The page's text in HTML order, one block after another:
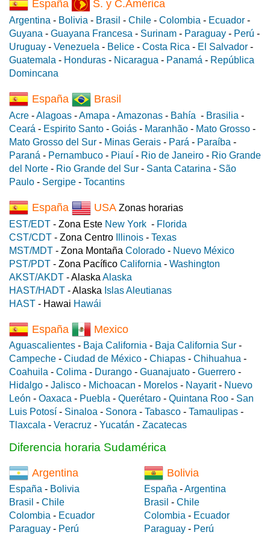
España S. y C.América
Argentina - Bolivia - Brasil - Chile - Colombia - Ecuador -
Guyana - Guayana Francesa - Surinam - Paraguay - Perú -
Uruguay - Venezuela - Belice - Costa Rica - El Salvador -
Guatemala - Honduras - Nicaragua - Panamá - República
Domincana
España Brasil
Acre -Alagoas -Amapa -Amazonas - Bahía - Brasilia -
Ceará - Espirito Santo - Goiás - Maranhão - Mato Grosso -
Mato Grosso del Sur - Minas Gerais - Pará - Paraíba -
Paraná - Pernambuco - Piauí - Rio de Janeiro - Rio Grande
del Norte - Rio Grande del Sur - Santa Catarina - São
Paulo - Sergipe - Tocantins
España USA Zonas horarias
EST/EDT - Zona Este New York - Florida
CST/CDT - Zona Centro Illinois - Texas
MST/MDT - Zona Montaña Colorado - Nuevo México
PST/PDT - Zona Pacífico California - Washington
AKST/AKDT - Alaska Alaska
HAST/HADT - Alaska Islas Aleutianas
HAST - Hawai Hawái
España Mexico
Aguascalientes - Baja California - Baja California Sur -
Campeche - Ciudad de México - Chiapas - Chihuahua -
Coahuila - Colima - Durango - Guanajuato - Guerrero -
Hidalgo - Jalisco - Michoacan - Morelos - Nayarit- Nuevo
León - Oaxaca - Puebla - Querétaro - Quintana Roo - San
Luis Potosí - Sinaloa - Sonora - Tabasco - Tamaulipas -
Tlaxcala - Veracruz - Yucatán - Zacatecas
Diferencia horaria Sudamérica
Argentina
España - Bolivia
Brasil - Chile
Colombia - Ecuador
Paraguay - Perú
Bolivia
España -Argentina
Brasil - Chile
Colombia - Ecuador
Paraguay - Perú